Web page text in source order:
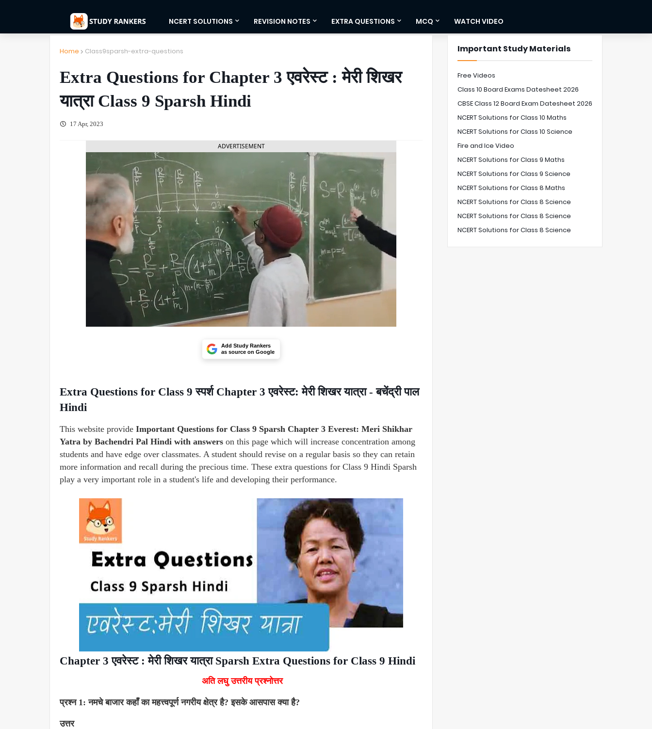
NCERT SOLUTIONS REVISION NOTES EXTRA QUESTIONS MCQ WATCH VIDEO
Home Class9sparsh-extra-questions
Extra Questions for Chapter 3 एवरेस्ट : मेरी शिखर
यात्रा Class 9 Sparsh Hindi
17 Apr, 2023
ADVERTISEMENT
Add Study Rankers
as source on Google
Extra Questions for Class 9 स्पर्श Chapter 3 एवरेस्ट: मेरी शिखर यात्रा - बचेंद्री पाल
Hindi
This website provide Important Questions for Class 9 Sparsh Chapter 3 Everest: Meri Shikhar
Yatra by Bachendri Pal Hindi with answers on this page which will increase concentration among
students and have edge over classmates. A student should revise on a regular basis so they can retain
more information and recall during the precious time. These extra questions for Class 9 Hindi Sparsh
play a very important role in a student's life and developing their performance.
Chapter 3 एवरेस्ट : मेरी शिखर यात्रा Sparsh Extra Questions for Class 9 Hindi
अति लघु उत्तरीय प्रश्नोत्तर
प्रश्न 1: नमचे बाजार कहाँ का महत्त्वपूर्ण नगरीय क्षेत्र है? इसके आसपास क्या है?
उत्तर
Important Study Materials
Free Videos
Class 10 Board Exams Datesheet 2026
CBSE Class 12 Board Exam Datesheet 2026
NCERT Solutions for Class 10 Maths
NCERT Solutions for Class 10 Science
Fire and Ice Video
NCERT Solutions for Class 9 Maths
NCERT Solutions for Class 9 Science
NCERT Solutions for Class 8 Maths
NCERT Solutions for Class 8 Science
NCERT Solutions for Class 8 Science
NCERT Solutions for Class 8 Science